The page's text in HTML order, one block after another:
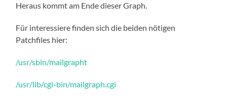
Heraus kommt am Ende dieser Graph.
Für interessiere finden sich die beiden nötigen
Patchfiles hier:
/usr/sbin/mailgrapht
/usr/lib/cgi-bin/mailgraph.cgi